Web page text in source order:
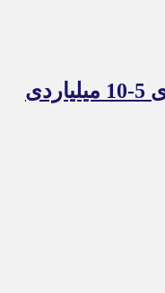
بازار خودرو برای خودروهای 5-10 میلیاردی